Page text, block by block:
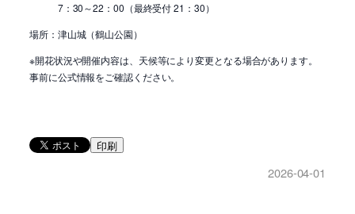
7：30～22：00（最終受付 21：30）
場所：津山城（鶴山公園）
※開花状況や開催内容は、天候等により変更となる場合があります。
事前に公式情報をご確認ください。
印刷
2026-04-01